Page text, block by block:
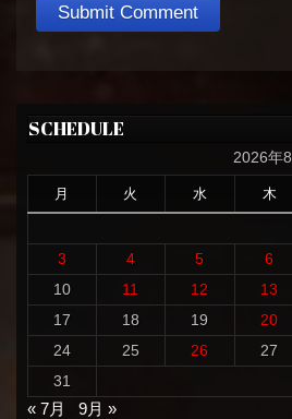
SCHEDULE
2026年
月 火 水 木
3
4 5 6
10
11 12 13
17
18 19 20
24
25 26 27
31
« 7月
9月 »